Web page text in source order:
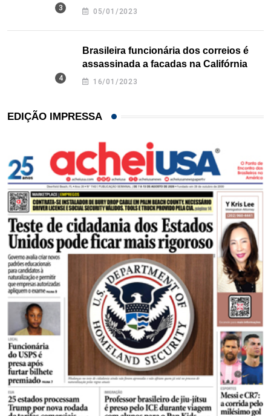
Texas
05/01/2023
Brasileira funcionária dos correios é
assassinada a facadas na Califórnia
16/01/2023
EDIÇÃO IMPRESSA